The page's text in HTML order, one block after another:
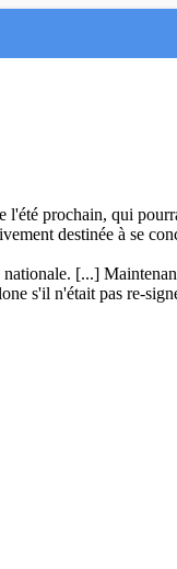
prochain, qui
destinée à se
[...]
s'il n'était pas re-